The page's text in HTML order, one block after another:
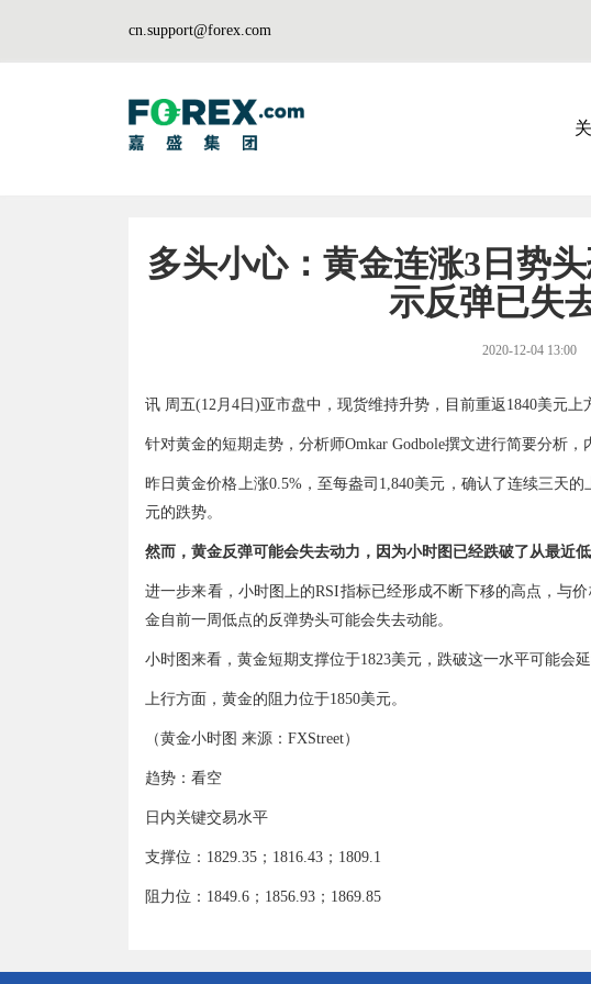
cn.support@forex.com
多头小心：黄金连涨3日势
示反弹已失
2020-12-04 13:00
讯 周五(12月4日)亚市盘中，现货维持升势，目前重返1840美元上
针对黄金的短期走势，分析师Omkar Godbole撰文进行简要分析，
昨日黄金价格上涨0.5%，至每盎司1,840美元，确认了连续三天
元的跌势。
然而，黄金反弹可能会失去动力，因为小时图已经跌破了从最近低
进一步来看，小时图上的RSI指标已经形成不断下移的高点，与
金自前一周低点的反弹势头可能会失去动能。
小时图来看，黄金短期支撑位于1823美元，跌破这一水平可能会延
上行方面，黄金的阻力位于1850美元。
（黄金小时图 来源：FXStreet）
趋势：看空
日内关键交易水平
支撑位：1829.35；1816.43；1809.1
阻力位：1849.6；1856.93；1869.85